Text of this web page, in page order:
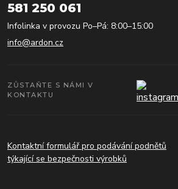
581 250 061
Infolinka v provozu Po–Pá: 8:00–15:00
info@ardon.cz
ZŮSTAŇTE S NÁMI V
KONTAKTU
Kontaktní formulář pro podávání podnětů
týkající se bezpečnosti výrobků